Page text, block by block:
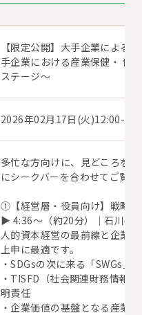
【限定公開】大手企業による
手企業における産業保健・ 健
ステージ〜
2026年02月17日(火)12:00-
多忙な方向けに、見どころを
にシークバーを合わせてご覧
①【経営層・役員向け】戦略
▶ 4:36〜（約20分）｜石川善
人的資本経営の最前線と企業
上申に最適です。
・SDGsの次に来る「SWGs」
・TISFD（社会関連財務情報
明責任
・企業価値の基盤となる産業